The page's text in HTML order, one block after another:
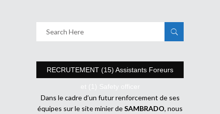
RECRUTEMENT (15) Assistants Foreurs
et (1) Safety officer
Dans le cadre d’un futur renforcement de ses
équipes sur le site minier deSAMBRADO, nous